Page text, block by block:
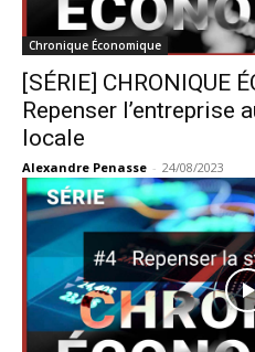
Chronique Économique
[SÉRIE] CHRONIQUE
Repenser l’entreprise
locale
Alexandre Penasse - 24/08/2023